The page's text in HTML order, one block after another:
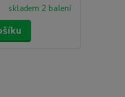
skladem 2 balení